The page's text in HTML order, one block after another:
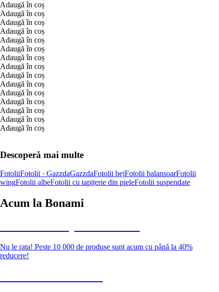
Adaugă în coș
Adaugă în coș
Adaugă în coș
Adaugă în coș
Adaugă în coș
Adaugă în coș
Adaugă în coș
Adaugă în coș
Adaugă în coș
Adaugă în coș
Adaugă în coș
Adaugă în coș
Adaugă în coș
Adaugă în coș
Adaugă în coș
Descoperă mai multe
FotoliiFotolii · GazzdaGazzdaFotolii bejFotolii balansoarFotolii
wingFotolii albeFotolii cu tapițerie din pieleFotolii suspendate
Acum la Bonami
Nu le rata! Peste 10 000 de produse sunt acum cu până la 40%
reducere!